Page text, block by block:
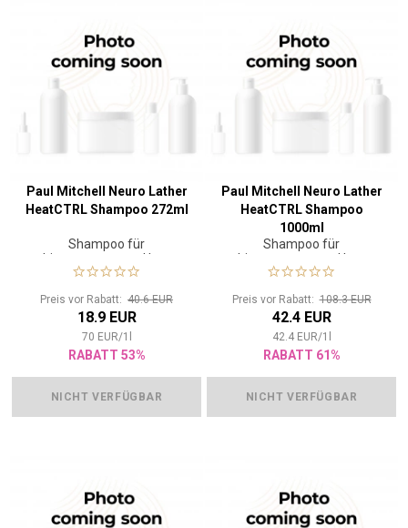
Paul Mitchell Neuro Lather
HeatCTRL Shampoo 272ml
Shampoo für
hitzegestresstes Haar
Preis vor Rabatt: 40.6 EUR
18.9 EUR
70 EUR/1
RABATT 53%
NICHT VERFÜGBAR
Paul Mitchell Neuro Lather
HeatCTRL Shampoo
1000ml
Shampoo für
hitzegestresstes Haar
Preis vor Rabatt:108.3 EUR
42.4 EUR
42.4 EUR/1
RABATT 61%
NICHT VERFÜGBAR